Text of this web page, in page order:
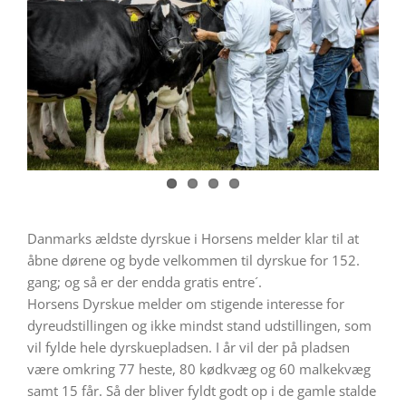
Danmarks ældste dyrskue i Horsens melder klar til at
åbne dørene og byde velkommen til dyrskue for 152.
gang; og så er der endda gratis entre´.
Horsens Dyrskue melder om stigende interesse for
dyreudstillingen og ikke mindst stand udstillingen, som
vil fylde hele dyrskuepladsen. I år vil der på pladsen
være omkring 77 heste, 80 kødkvæg og 60 malkekvæg
samt 15 får. Så der bliver fyldt godt op i de gamle stalde